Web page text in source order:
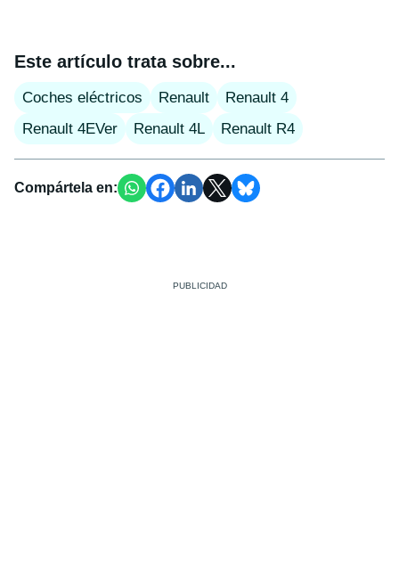
Este artículo trata sobre...
Coches eléctricos Renault
Renault 4
Renault 4EVer
Renault 4L Renault R4
Compártela en: